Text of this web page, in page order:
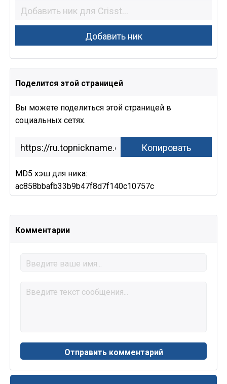
Поделится этой страницей
Вы можете поделиться этой страницей в
социальных сетях.
MD5 хэш для ника:
ac858bbafb33b9b47f8d7f140c10757c
Комментарии